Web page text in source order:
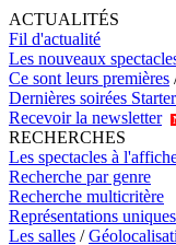
ACTUALITÉS
Fil d'actualité
Les nouveaux
Ce sont leurs premières
Dernières soirées
Recevoir la newsletter
RECHERCHES
Les spectacles à
Recherche par genre
Recherche multicritère
Représentations uniques
Les salles /